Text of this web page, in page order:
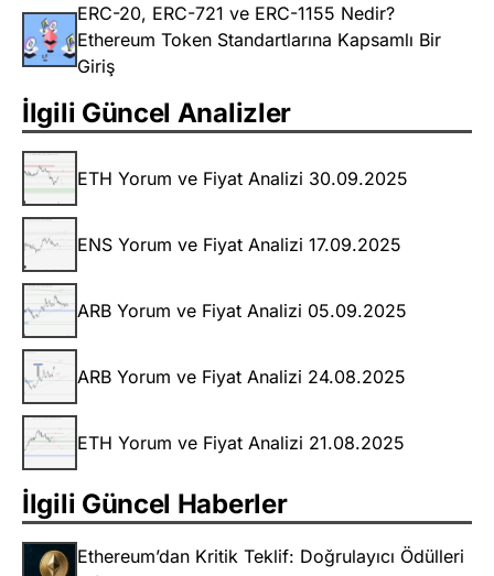
ERC-20, ERC-721 ve ERC-1155 Nedir?
Ethereum Token Standartlarına Kapsamlı Bir
Giriş
İlgili Güncel Analizler
ETH Yorum ve Fiyat Analizi 30.09.2025
ENS Yorum ve Fiyat Analizi 17.09.2025
ARB Yorum ve Fiyat Analizi 05.09.2025
ARB Yorum ve Fiyat Analizi 24.08.2025
ETH Yorum ve Fiyat Analizi 21.08.2025
İlgili Güncel Haberler
Ethereum’dan Kritik Teklif: Doğrulayıcı Ödülleri